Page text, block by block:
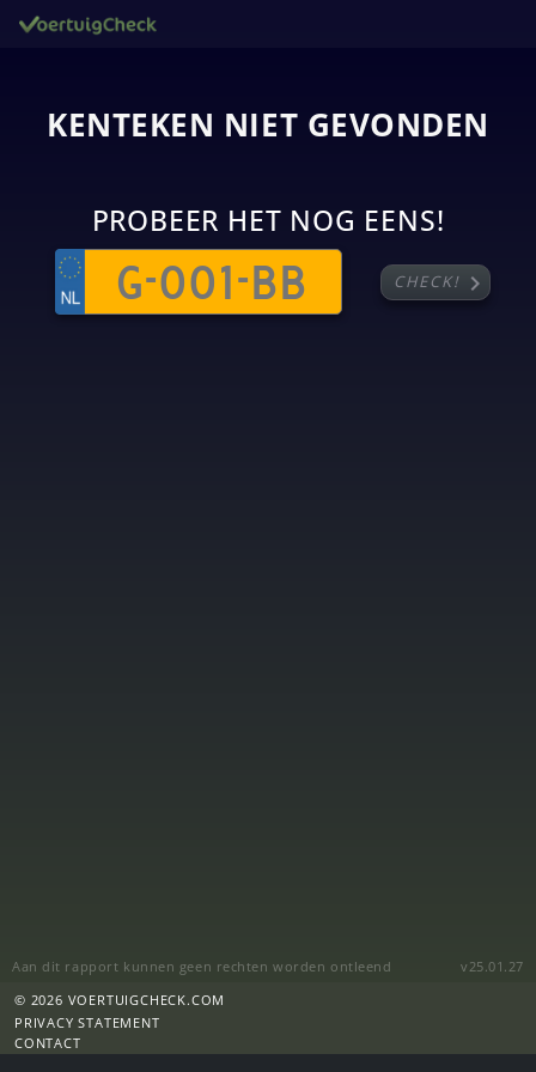
KENTEKEN NIET GEVONDEN
PROBEER HET NOG EENS!
CHECK! chevron_right
Aan dit rapport kunnen geen rechten worden ontleend
v25.01.27
© 2026 VOERTUIGCHECK.COM
PRIVACY STATEMENT
CONTACT